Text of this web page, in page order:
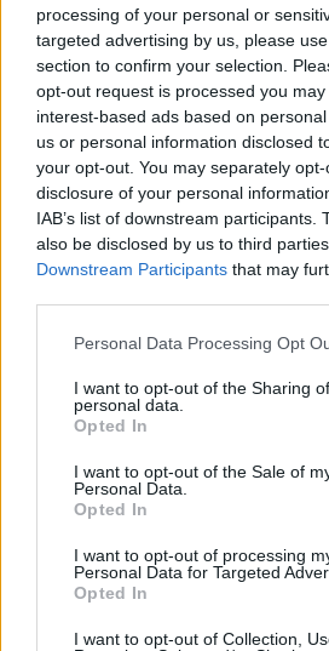
processing of your personal or
targeted advertising by us, please
section to confirm your selection.
opt-out request is processed you
interest-based ads based on
us or personal information disclosed
your opt-out. You may separately
disclosure of your personal
IAB’s list of downstream participants.
also be disclosed by us to third
Downstream Participants that may
Please note that this website/app
not limited to your visit or usage
grant or deny consent to Google and
use your data for below specified
consent section.
Personal Data Processing Opt
I want to opt-out of the Sharing
personal data.
Opted In
I want to opt-out of the Sale of
Personal Data.
Opted In
I want to opt-out of processing
Personal Data for Targeted
Opted In
I want to opt-out of Collection,
Η απάτη φέρεται να γινόταν σε
ασφαλισμένων. Όπως προέκυψε
έρευνα, 1.641 πλαστές
ανύπαρκτα τηλέφωνα.
Το στοιχείο αυτό δείχνει ότι οι
εμφανίζονταν να συνδέονται με
συνεδρίες χωρίς να γνωρίζουν τη
διερευνάται ως οργανωμένη
Από την έρευνα προκύπτει ότι
αυτά αντιστοιχούν σε 19.610
φυσικοθεραπείας.